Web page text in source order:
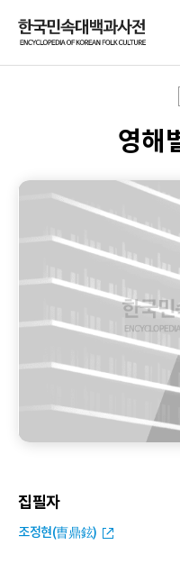
영해
집필자
조정현(曺鼎鉉)